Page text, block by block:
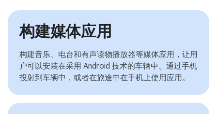
构建媒体应用
构建音乐、电台和有声读物播放器等媒体应用，让用
户可以安装在采用 Android 技术的车辆中、通过手机
投射到车辆中，或者在旅途中在手机上使用应用。